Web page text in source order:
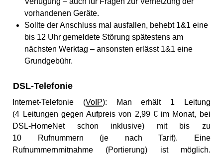
vorhandenen Geräte.
Sollte der Anschluss mal ausfallen, behebt 1&1 eine
bis 12 Uhr gemeldete Störung spätestens am
nächsten Werktag – ansonsten erlässt 1&1 eine
Grundgebühr.
DSL-Telefonie
Internet-Telefonie (VoIP): Man erhält 1 Leitung
(4 Leitungen gegen Aufpreis von 2,99 € im Monat, bei
DSL-HomeNet schon inklusive) mit bis zu
10 Rufnummern (je nach Tarif). Eine
Rufnummernmitnahme (Portierung) ist möglich.